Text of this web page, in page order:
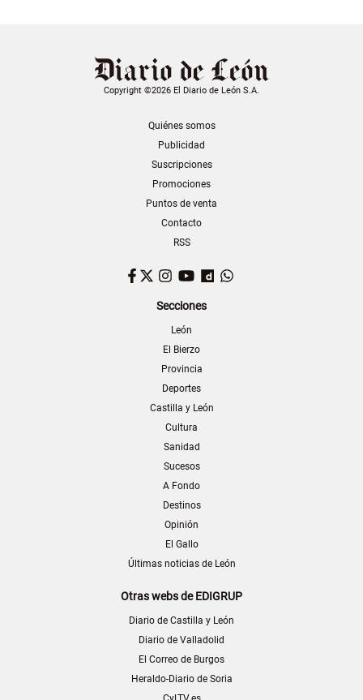
Copyright ©2026 El Diario de León S.A.
Quiénes somos
Publicidad
Suscripciones
Promociones
Puntos de venta
Contacto
RSS
Facebook
TwitterInstagram
YouTubeDailymotion
Secciones
León
El Bierzo
Provincia
Deportes
Castilla y León
Cultura
Sanidad
Sucesos
A Fondo
Destinos
Opinión
El Gallo
Últimas noticias de León
Otras webs de EDIGRUP
Diario de Castilla y León
Diario de Valladolid
El Correo de Burgos
Heraldo-Diario de Soria